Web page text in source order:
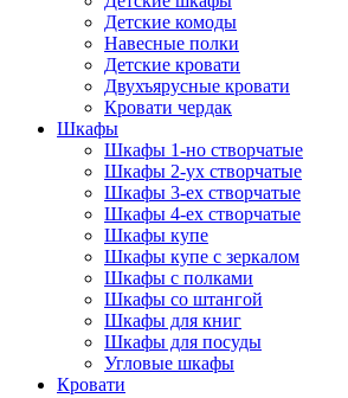
Детские комоды
Навесные полки
Детские кровати
Двухъярусные кровати
Кровати чердак
Шкафы
Шкафы 1-но створчатые
Шкафы 2-ух створчатые
Шкафы 3-ех створчатые
Шкафы 4-ех створчатые
Шкафы купе
Шкафы купе с зеркалом
Шкафы с полками
Шкафы со штангой
Шкафы для книг
Шкафы для посуды
Угловые шкафы
Кровати